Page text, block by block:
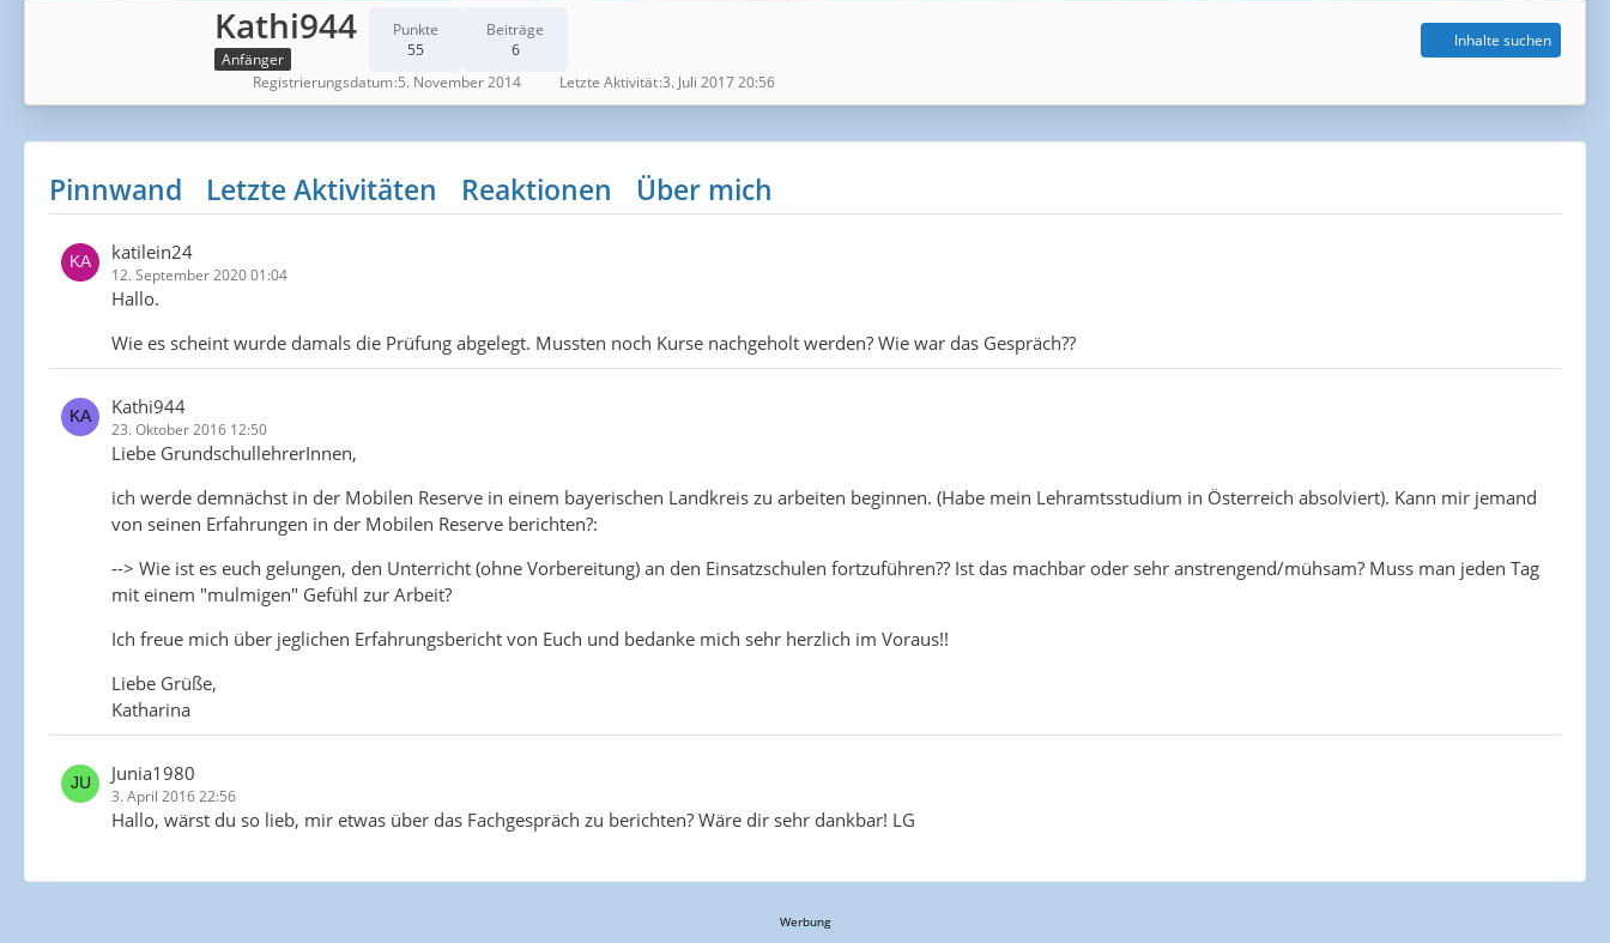
Kathi944
Anfänger
Punkte
55
Beiträge
6
Inhalte suchen
Registrierungsdatum 5. November 2014 Letzte Aktivität 3. Juli 2017 20:56
Pinnwand Letzte Aktivitäten Reaktionen Über mich
katilein24
12. September 2020 01:04
Hallo.
Wie es scheint wurde damals die Prüfung abgelegt. Mussten noch Kurse nachgeholt werden? Wie war das Gespräch??
Kathi944
23. Oktober 2016 12:50
Liebe GrundschullehrerInnen,
ich werde demnächst in der Mobilen Reserve in einem bayerischen Landkreis zu arbeiten beginnen. (Habe mein Lehramtsstudium in Österreich absolviert). Kann mir jemand
von seinen Erfahrungen in der Mobilen Reserve berichten?:
--> Wie ist es euch gelungen, den Unterricht (ohne Vorbereitung) an den Einsatzschulen fortzuführen?? Ist das machbar oder sehr anstrengend/mühsam? Muss man jeden Tag
mit einem "mulmigen" Gefühl zur Arbeit?
Ich freue mich über jeglichen Erfahrungsbericht von Euch und bedanke mich sehr herzlich im Voraus!!
Liebe Grüße,
Katharina
Junia1980
3. April 2016 22:56
Hallo, wärst du so lieb, mir etwas über das Fachgespräch zu berichten? Wäre dir sehr dankbar! LG
Werbung